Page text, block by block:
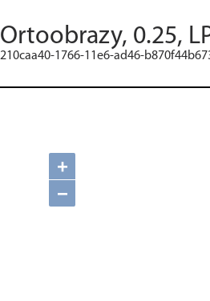
Ortoobrazy, 0.25,
210caa40-1766-11e6-ad46-
+
−